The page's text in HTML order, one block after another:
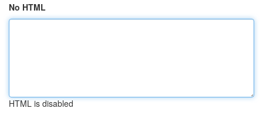
No HTML
HTML is disabled